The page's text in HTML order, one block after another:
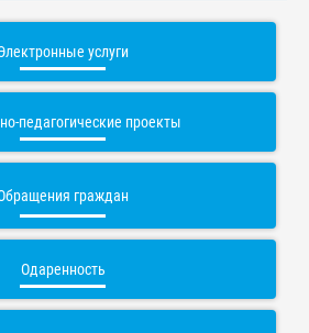
услуги
педагогические проекты
граждан
Одаренность